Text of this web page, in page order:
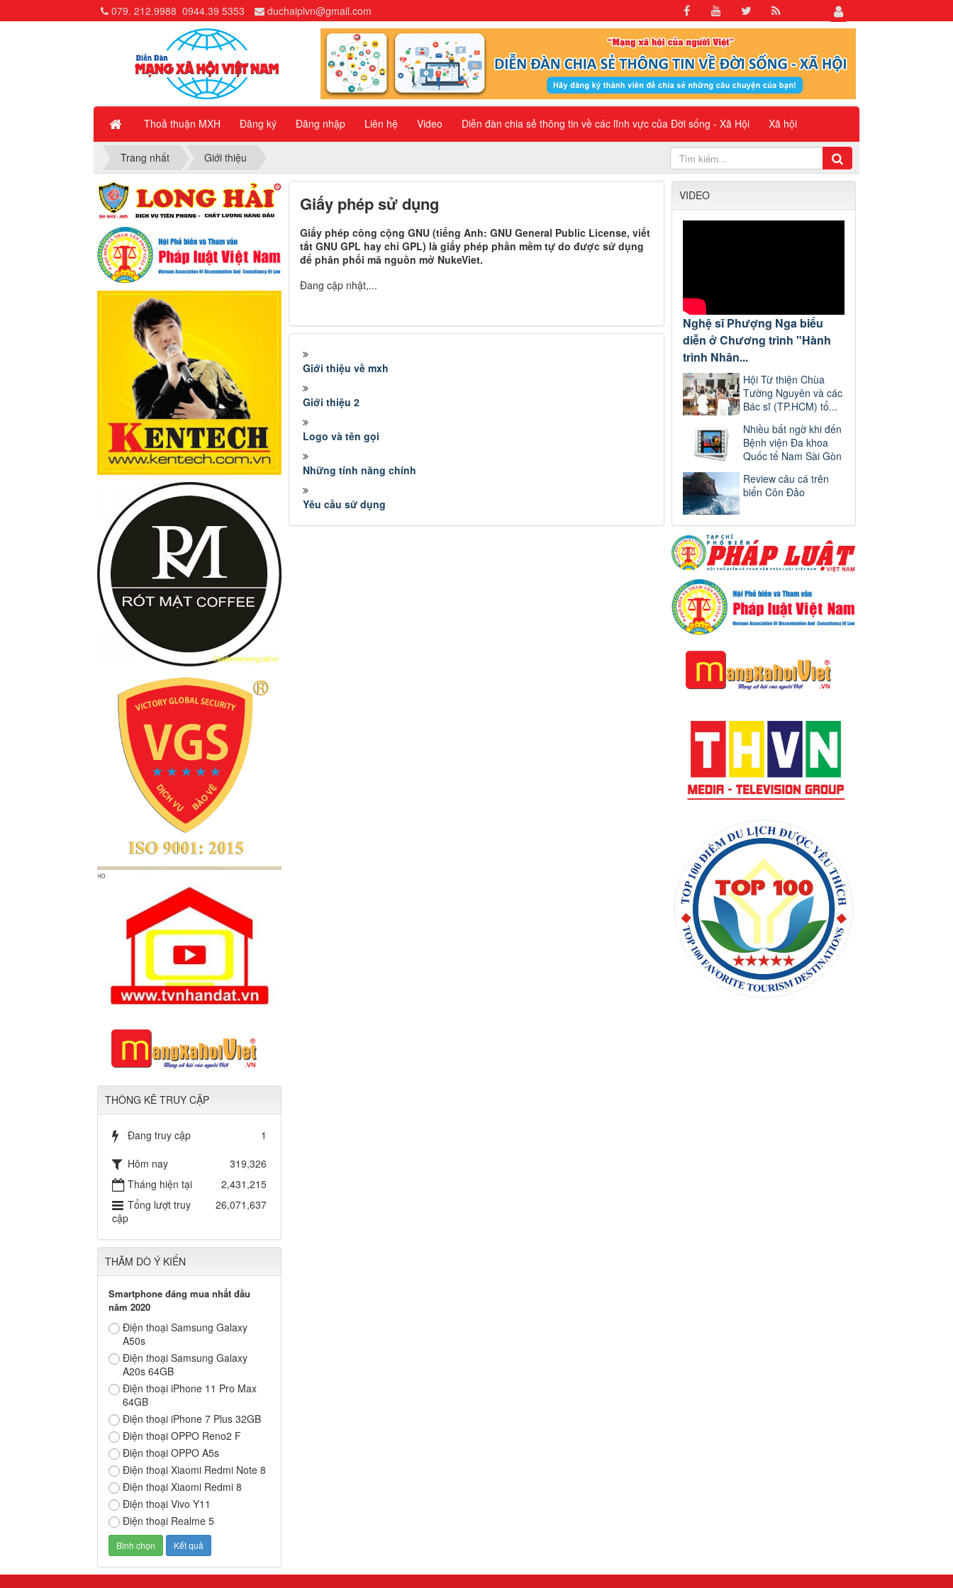
Thoả thuận MXH Đăng ký Đăng nhập Liên hệ Video Diễn đàn chia sẻ thông tin về các lĩnh vực của Đời sống - Xã Hội Xã hội
079. 212.9988 0944.39 5353 duchaiplvn@gmail.com
Trang nhất Giới thiệu
Giấy phép sử dụng
Giấy phép công cộng GNU (tiếng Anh: GNU General Public License, viết
tắt GNU GPL hay chỉ GPL) là giấy phép phần mềm tự do được sử dụng
để phân phối mã nguồn mở NukeViet.
Đang cập nhật,...
Giới thiệu về mxh
Giới thiệu 2
Logo và tên gọi
Những tính năng chính
Yêu cầu sử dụng
VIDEO
Nghệ sĩ Phượng Nga biểu
diễn ở Chương trình "Hành
trình Nhân...
Hội Từ thiện Chùa
Tường Nguyên và các
Bác sĩ (TP.HCM) tổ...
Nhiều bất ngờ khi đến
Bệnh viện Đa khoa
Quốc tế Nam Sài Gòn
Review câu cá trên
biển Côn Đảo
THÔNG KÊ TRUY CẬP
Đang truy cập
1
Hôm nay
319,326
Tháng hiện tại
2,431,215
Tổng lượt truy
cập
26,071,637
THĂM DÒ Ý KIẾN
Smartphone đáng mua nhất đầu
năm 2020
Điện thoại Samsung Galaxy
A50s
Điện thoại Samsung Galaxy
A20s 64GB
Điện thoại iPhone 11 Pro Max
64GB
Điện thoại iPhone 7 Plus 32GB
Điện thoại OPPO Reno2 F
Điện thoại OPPO A5s
Điện thoại Xiaomi Redmi Note 8
Điện thoại Xiaomi Redmi 8
Điện thoại Vivo Y11
Điện thoại Realme 5